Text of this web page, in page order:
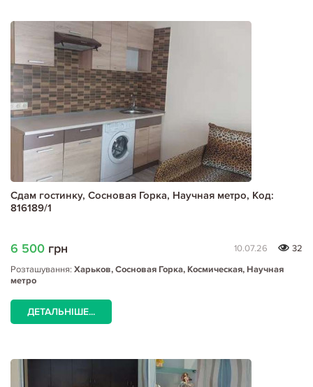
Сдам гостинку, Сосновая Горка, Научная метро, Код:
816189/1
6 500 грн 10.07.26
32
Розташування: Харьков, Сосновая Горка, Космическая, Научная
метро
ДЕТАЛЬНІШЕ...